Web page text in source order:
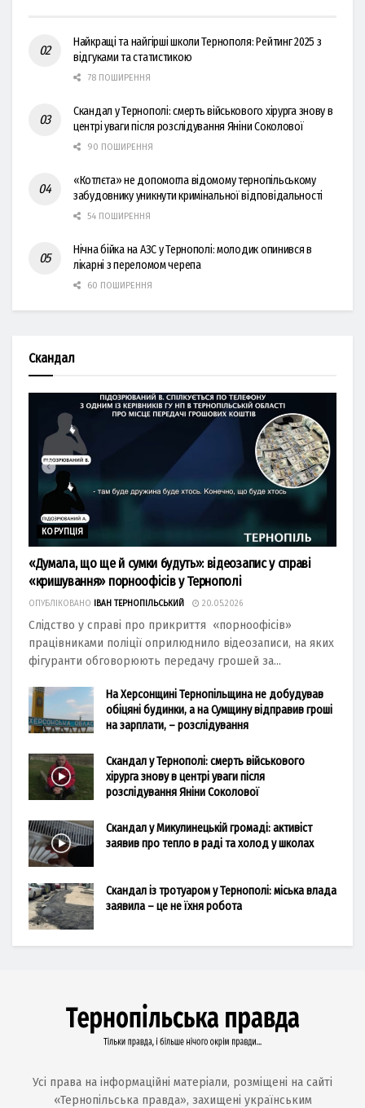
Найкращі та найгірші школи Тернополя: Рейтинг 2025 з
відгуками та статистикою
78 ПОШИРЕННЯ
Скандал у Тернополі: смерть військового хірурга знову в
центрі уваги після розслідування Яніни Соколової
90 ПОШИРЕННЯ
«Котлєта» не допомогла відомому тернопільському
забудовнику уникнути кримінальної відповідальності
54 ПОШИРЕННЯ
Нічна бійка на АЗС у Тернополі: молодик опинився в
лікарні з переломом черепа
60 ПОШИРЕННЯ
Скандал
КОРУПЦІЯ
«Думала, що ще й сумки будуть»: відеозапис у справі
«кришування» порноофісів у Тернополі
ОПУБЛІКОВАНО ІВАН ТЕРНОПІЛЬСЬКИЙ 20.05.2026
Слідство у справі про прикриття «порноофісів»
працівниками поліції оприлюднило відеозаписи, на яких
фігуранти обговорюють передачу грошей за...
На Херсонщині Тернопільщина не добудував
обіцяні будинки, а на Сумщину відправив гроші
на зарплати, – розслідування
Скандал у Тернополі: смерть військового
хірурга знову в центрі уваги після
розслідування Яніни Соколової
Скандал у Микулинецькій громаді: активіст
заявив про тепло в раді та холод у школах
Скандал із тротуаром у Тернополі: міська влада
заявила – це не їхня робота
Усі права на інформаційні матеріали, розміщені на сайті
«Тернопільська правда», захищені українським